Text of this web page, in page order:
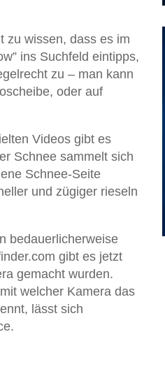
zu wissen, dass es im
ins Suchfeld eintipps,
zu – man kann
oder auf
Videos gibt es
Schnee sammelt sich
Schnee-Seite
und zügiger rieseln
bedauerlicherweise
gibt es jetzt
gemacht wurden.
welcher Kamera das
lässt sich